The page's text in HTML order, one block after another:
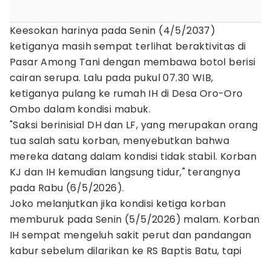
Keesokan harinya pada Senin (4/5/2037)
ketiganya masih sempat terlihat beraktivitas di
Pasar Among Tani dengan membawa botol berisi
cairan serupa. Lalu pada pukul 07.30 WIB,
ketiganya pulang ke rumah IH di Desa Oro-Oro
Ombo dalam kondisi mabuk.
"Saksi berinisial DH dan LF, yang merupakan orang
tua salah satu korban, menyebutkan bahwa
mereka datang dalam kondisi tidak stabil. Korban
KJ dan IH kemudian langsung tidur," terangnya
pada Rabu (6/5/2026).
Joko melanjutkan jika kondisi ketiga korban
memburuk pada Senin (5/5/2026) malam. Korban
IH sempat mengeluh sakit perut dan pandangan
kabur sebelum dilarikan ke RS Baptis Batu, tapi